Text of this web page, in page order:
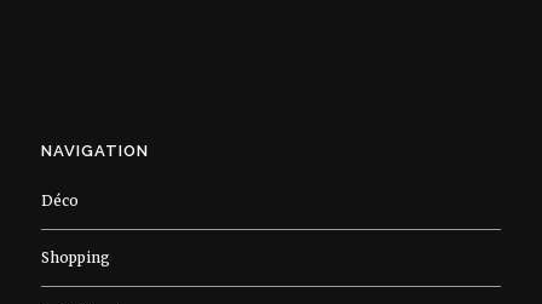
NAVIGATION
Déco
Shopping